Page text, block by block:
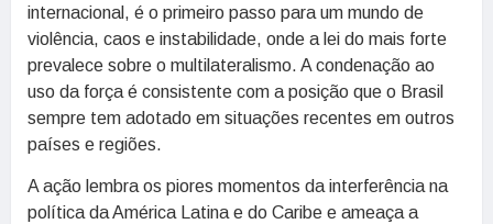
internacional, é o primeiro passo para um mundo de
violência, caos e instabilidade, onde a lei do mais forte
prevalece sobre o multilateralismo. A condenação ao
uso da força é consistente com a posição que o Brasil
sempre tem adotado em situações recentes em outros
países e regiões.
A ação lembra os piores momentos da interferência na
política da América Latina e do Caribe e ameaça a